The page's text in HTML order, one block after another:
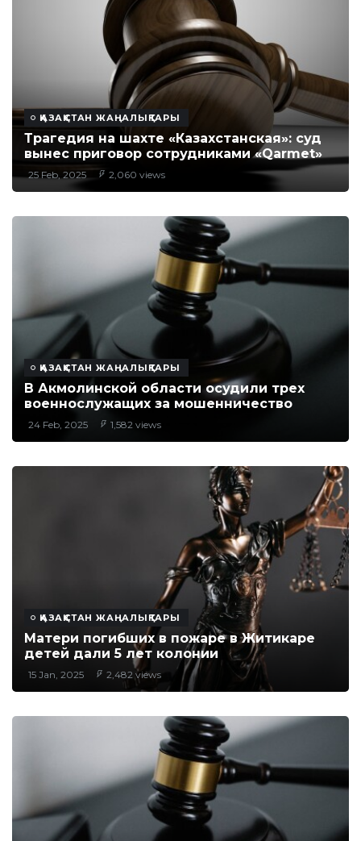
ҚАЗАҚСТАН ЖАҢАЛЫҚТАРЫ
Трагедия на шахте «Казахстанская»: суд
вынес приговор сотрудниками «Qarmet»
25 Feb, 2025 2,060 views
ҚАЗАҚСТАН ЖАҢАЛЫҚТАРЫ
В Акмолинской области осудили трех
военнослужащих за мошенничество
24 Feb, 2025 1,582 views
ҚАЗАҚСТАН ЖАҢАЛЫҚТАРЫ
Матери погибших в пожаре в Житикаре
детей дали 5 лет колонии
15 Jan, 2025 2,482 views